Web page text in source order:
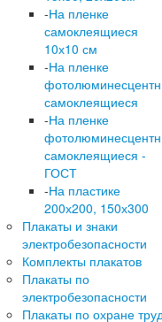
-На пленке
самоклеящиеся
10х10 см
-На пленке
самоклеящиеся
-На пленке
самоклеящиеся -
ГОСТ
-На пластике
200х200, 150х300
Плакаты и знаки
электробезопасности
Комплекты плакатов
Плакаты по
электробезопасности
Плакаты по охране